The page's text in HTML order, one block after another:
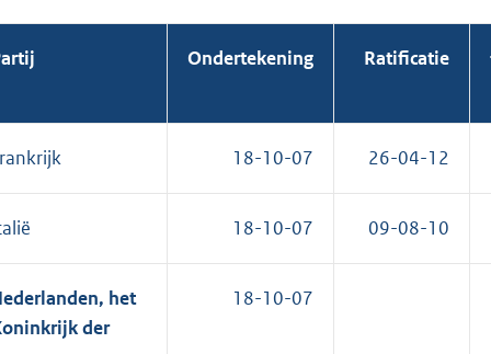
Ondertekening Ratificatie
18-10-07 26-04-12
18-10-07 09-08-10
het
der
18-10-07